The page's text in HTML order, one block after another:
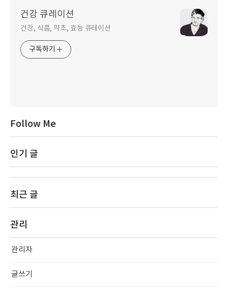
건강 큐레이션
건강, 식품, 약초, 효능 큐레이션
구독하기
Follow Me
인기 글
최근 글
관리
관리자
글쓰기